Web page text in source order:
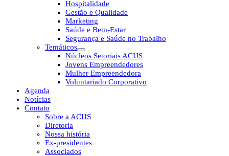
Hospitalidade
Gestão e Qualidade
Marketing
Saúde e Bem-Estar
Segurança e Saúde no Trabalho
Temáticos
Núcleos Setoriais ACIJS
Jovens Empreendedores
Mulher Empreendedora
Voluntariado Corporativo
Agenda
Notícias
Contato
Sobre a ACIJS
Diretoria
Nossa história
Ex-presidentes
Associados